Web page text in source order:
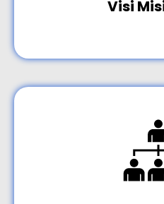
Visi